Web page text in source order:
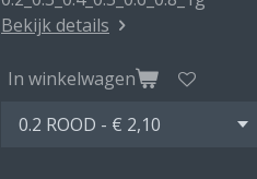
Bekijk details
In winkelwagen